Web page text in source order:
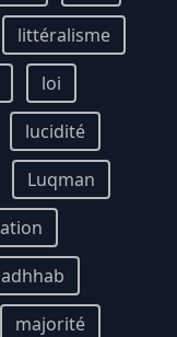
littéralisme
loi
lucidité
Luqman
majorité